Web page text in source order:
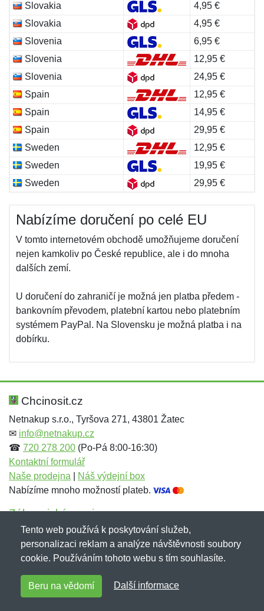
Slovakia
4,95 €
Slovakia
4,95 €
Slovenia
6,95 €
Slovenia
12,95 €
Slovenia
24,95 €
Spain
12,95 €
Spain
14,95 €
Spain
29,95 €
Sweden
12,95 €
Sweden
19,95 €
Sweden
29,95 €
Nabízíme doručení po celé EU
V tomto internetovém obchodě umožňujeme doručení
nejen kamkoliv po České republice, ale i do mnoha
dalších zemí.
U doručení do zahraničí je možná jen platba předem -
bankovním převodem, platební kartou nebo platebním
systémem PayPal. Na Slovensku je možná platba i na
dobírku.
Chcinosit.cz
Netnakup s.r.o., Tyršova 271, 43801 Žatec
✉ info@netnakup.cz
☎ 720 278 200 (Po-Pá 8:00-16:30)
Kontaktní formulář
Naše prodejna
Náš výdejní box
Nabízíme mnoho možností plateb.
Zákaznický servis
Novinky emailem
Copyright © 2007-2026 (19 let s vámi)Netnakup.cz
NetIQ. Všechna práva vyhrazena.
Tento web používá k poskytování služeb,
personalizaci reklam a analýze návštěvnosti soubory
cookie. Používáním tohoto webu s tím souhlasíte.
Beru na vědomí Další informace